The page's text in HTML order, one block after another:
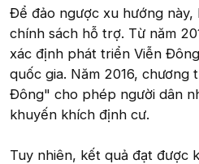
Để đảo ngược xu hướng này,
chính sách hỗ trợ. Từ năm
xác định phát triển Viễn
quốc gia. Năm 2016,
Đông" cho phép người dân
khuyến khích định cư.
Tuy nhiên, kết quả đạt được